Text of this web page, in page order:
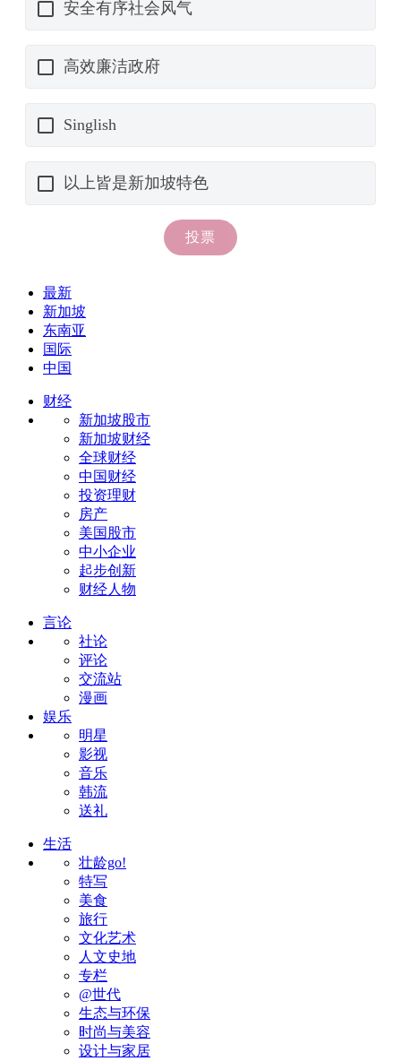
最新
新加坡
东南亚
国际
中国
财经
新加坡股市
新加坡财经
全球财经
中国财经
投资理财
房产
美国股市
中小企业
起步创新
财经人物
言论
社论
评论
交流站
漫画
娱乐
明星
影视
音乐
韩流
送礼
生活
壮龄go!
特写
美食
旅行
文化艺术
人文史地
专栏
@世代
生态与环保
时尚与美容
设计与家居